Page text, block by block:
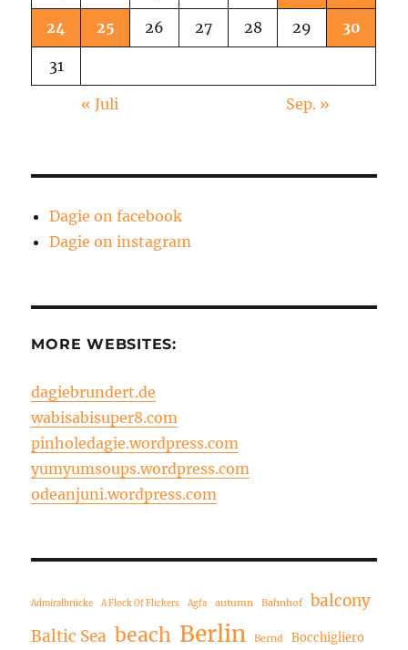
24 25 26 27 28 29 30
31
« Juli Sep. »
Dagie on facebook
Dagie on instagram
MORE WEBSITES:
dagiebrundert.de
wabisabisuper8.com
pinholedagie.wordpress.com
yumyumsoups.wordpress.com
odeanjuni.wordpress.com
Admiralbrücke A Flock Of Flickers Agfa autumn Bahnhof
balcony
Baltic Sea beach Berlin Bernd Bocchigliero